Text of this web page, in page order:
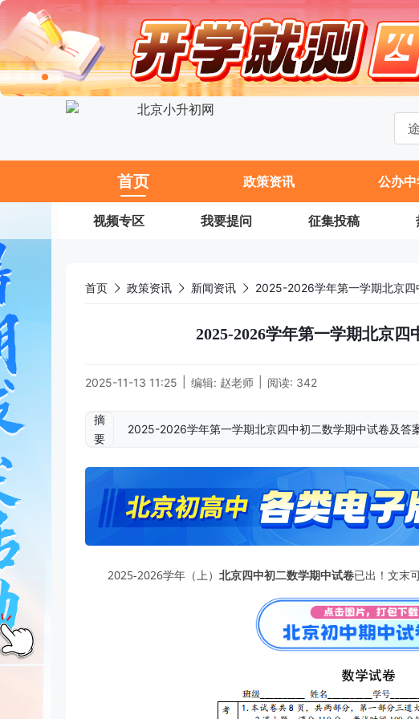
首页 政策资讯 公办
视频专区 我要提问 征集投稿
首页 政策资讯 新闻资讯 2025-2026学年第一学期北京四
2025-2026学年第一学期北京四
2025-11-13 11:25 编辑: 赵老师 阅读: 342
摘
要
2025-2026学年第一学期北京四中初二数学期中试卷及答
2025-2026学年（上） 北京四中初二数学期中试卷已出！文末